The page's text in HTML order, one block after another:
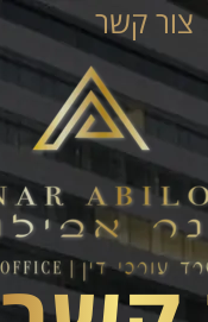
צור קשר